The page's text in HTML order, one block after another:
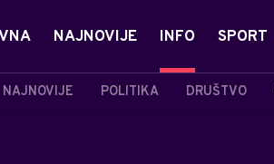
NAJNOVIJE INFO
NAJNOVIJE POLITIKA DRUŠTVO
SPORT